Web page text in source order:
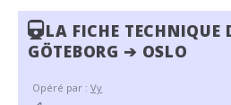
LA FICHE TECHNIQUE
GÖTEBORG ➔ OSLO
Opéré par :Vy